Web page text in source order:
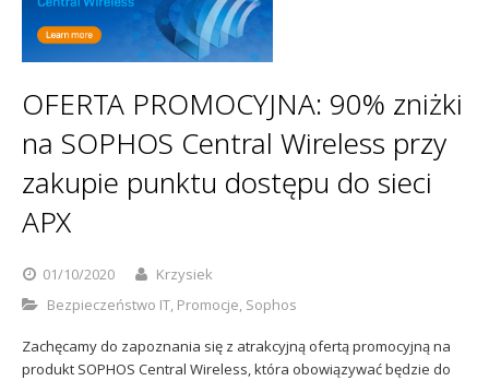
Polityka prywatności
OFERTA PROMOCYJNA: 90% zniżki
na SOPHOS Central Wireless przy
zakupie punktu dostępu do sieci
APX
01/10/2020
Krzysiek
Bezpieczeństwo IT, Promocje, Sophos
Zachęcamy do zapoznania się z atrakcyjną ofertą promocyjną na
produkt SOPHOS Central Wireless, która obowiązywać będzie do